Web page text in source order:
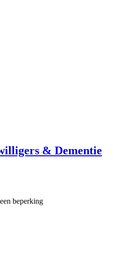
& Dementie
beperking